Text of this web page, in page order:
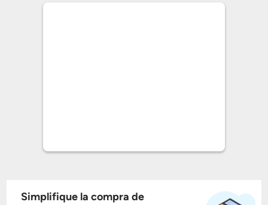
Simplifique la compra de